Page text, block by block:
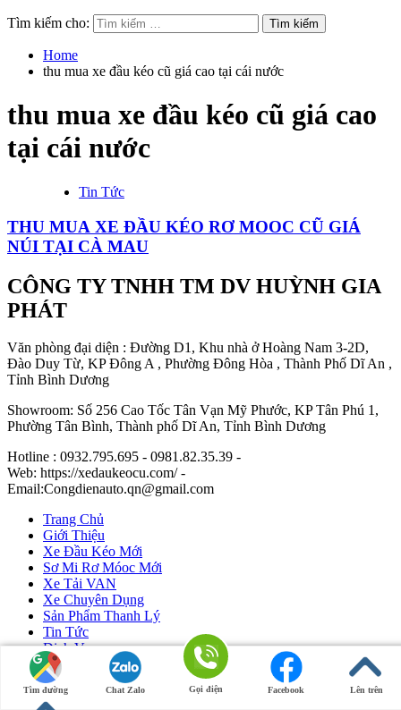
Tìm kiếm cho:
Home
thu mua xe đầu kéo cũ giá cao tại cái nước
thu mua xe đầu kéo cũ giá cao
tại cái nước
Tin Tức
THU MUA XE ĐẦU KÉO RƠ MOOC CŨ GIÁ
NÚI TẠI CÀ MAU
CÔNG TY TNHH TM DV HUỲNH GIA
PHÁT
Văn phòng đại diện : Đường D1, Khu nhà ở Hoàng Nam 3-2D,
Đào Duy Từ, KP Đông A , Phường Đông Hòa , Thành Phố Dĩ An ,
Tỉnh Bình Dương
Showroom: Số 256 Cao Tốc Tân Vạn Mỹ Phước, KP Tân Phú 1,
Phường Tân Bình, Thành phố Dĩ An, Tỉnh Bình Dương
Hotline : 0932.795.695 - 0981.82.35.39 -
Web: https://xedaukeocu.com/ -
Email:Congdienauto.qn@gmail.com
Tìm đường Chat Zalo Gọi điện Facebook Lên trên
Trang Chủ
Giới Thiệu
Xe Đầu Kéo Mới
Sơ Mi Rơ Móoc Mới
Xe Tải VAN
Xe Chuyên Dụng
Sản Phẩm Thanh Lý
Tin Tức
Dịch Vụ
Liên Hệ
Ô Tô Huỳnh Gia Phát|Xe Đầu Kéo Mỹ by Huỳnh Gia Phát.